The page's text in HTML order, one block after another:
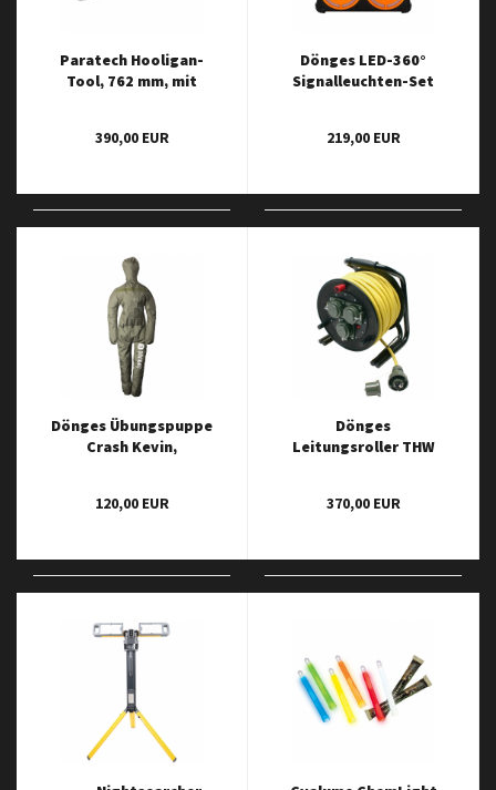
Paratech Hooligan-
Tool, 762 mm, mit
390,00 EUR
Dönges LED-360°
Signalleuchten-Set
219,00 EUR
Dönges Übungspuppe
Crash Kevin,
120,00 EUR
Dönges
Leitungsroller THW
370,00 EUR